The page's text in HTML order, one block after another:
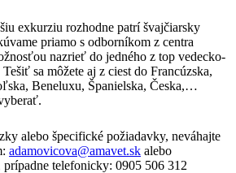
exkurziu rozhodne patrí švajčiarsky
priamo s odborníkom z centra
nazrieť do jedného z top vedecko-
sa môžete aj z ciest do Francúzska,
Beneluxu, Španielska, Česka,…
alebo špecifické požiadavky, neváhajte
adamovicova@amavet.sk alebo
prípadne telefonicky: 0905 506 312